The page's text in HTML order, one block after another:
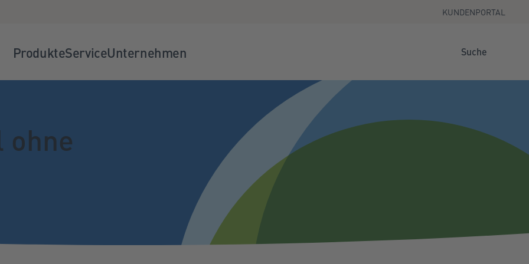
KUNDENPORTAL
ProdukteServiceUnternehmen Suche